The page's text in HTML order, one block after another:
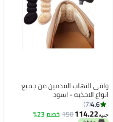
واقى التهاب القدمين من جميع
انواع الاحذيه - اسود
4.6
7
جنيه114.22
150 خصم 23%